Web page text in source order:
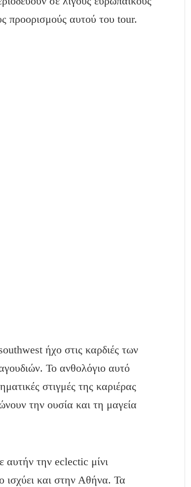
προορισμούς αυτού του tour.
ήχο στις καρδιές των
Το ανθολόγιο αυτό
στιγμές της καριέρας
την ουσία και τη μαγεία
αυτήν την eclectic μίνι
ισχύει και στην Αθήνα. Τα